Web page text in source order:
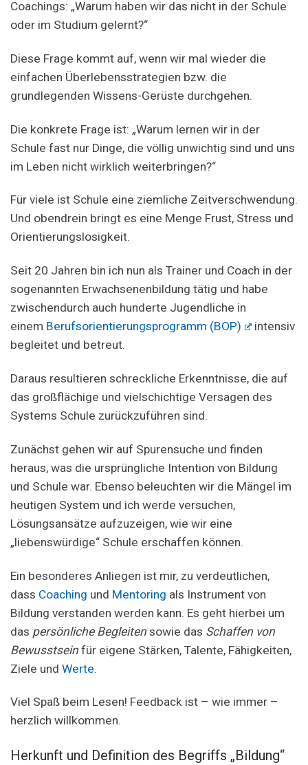
Coachings: „Warum haben wir das nicht in der Schule
oder im Studium gelernt?“
Diese Frage kommt auf, wenn wir mal wieder die
einfachen Überlebensstrategien bzw. die
grundlegenden Wissens-Gerüste durchgehen.
Die konkrete Frage ist: „Warum lernen wir in der
Schule fast nur Dinge, die völlig unwichtig sind und uns
im Leben nicht wirklich weiterbringen?“
Für viele ist Schule eine ziemliche Zeitverschwendung.
Und obendrein bringt es eine Menge Frust, Stress und
Orientierungslosigkeit.
Seit 20 Jahren bin ich nun als Trainer und Coach in der
sogenannten Erwachsenenbildung tätig und habe
zwischendurch auch hunderte Jugendliche in
einem Berufsorientierungsprogramm (BOP)
intensiv
begleitet und betreut.
Daraus resultieren schreckliche Erkenntnisse, die auf
das großflächige und vielschichtige Versagen des
Systems Schule zurückzuführen sind.
Zunächst gehen wir auf Spurensuche und finden
heraus, was die ursprüngliche Intention von Bildung
und Schule war. Ebenso beleuchten wir die Mängel im
heutigen System und ich werde versuchen,
Lösungsansätze aufzuzeigen, wie wir eine
„liebenswürdige“ Schule erschaffen können.
Ein besonderes Anliegen ist mir, zu verdeutlichen,
dass Coaching und Mentoring als Instrument von
Bildung verstanden werden kann. Es geht hierbei um
das persönliche Begleiten sowie das Schaffen von
Bewusstsein für eigene Stärken, Talente, Fähigkeiten,
Ziele und Werte.
Viel Spaß beim Lesen! Feedback ist – wie immer –
herzlich willkommen.
Herkunft und Definition des Begriffs „Bildung“